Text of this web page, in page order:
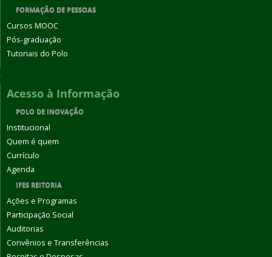
FORMAÇÃO DE PESSOAS
Cursos MOOC
Pós-graduação
Tutoriais do Polo
Acesso à Informação
POLO DE INOVAÇÃO
Institucional
Quem é quem
Currículo
Agenda
IFES REITORIA
Ações e Programas
Participação Social
Auditorias
Convênios e Transferências